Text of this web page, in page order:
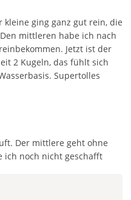
kleine ging ganz gut rein, die
mittleren habe ich nach
Jetzt ist der
2 Kugeln, das fühlt sich
Supertolles
Der mittlere geht ohne
ich noch nicht geschafft